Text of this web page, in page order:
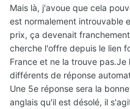
Mais là, j'avoue que cela
est normalement introuvable
prix, ça devenait
cherche l'offre depuis le lien
France et ne la trouve
différents de réponse
Une 5e réponse sera la
anglais qu'il est désolé, il